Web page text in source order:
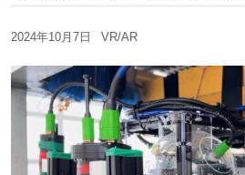
2024年10月7日 VR/AR